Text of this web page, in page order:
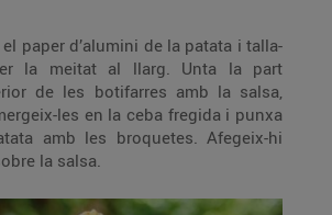
el paper d’alumini de la patata i talla-
la meitat al llarg. Unta la part
de les botifarres amb la salsa,
les en la ceba fregida i punxa
amb les broquetes. Afegeix-hi
la salsa.